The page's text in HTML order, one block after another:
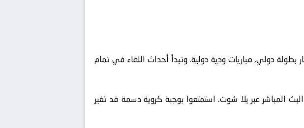
في إطار بطولة دولي, مباريات ودية دولية. وتبدأ أحداث اللقاء في تمام
المباشر عبر يلا شوت. استمتعوا بوجبة كروية دسمة قد تغير